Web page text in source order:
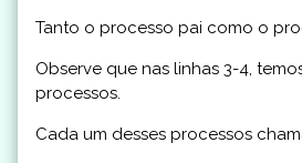
Tanto o processo pai como o
Observe que nas linhas 3-4,
processos.
Cada um desses processos